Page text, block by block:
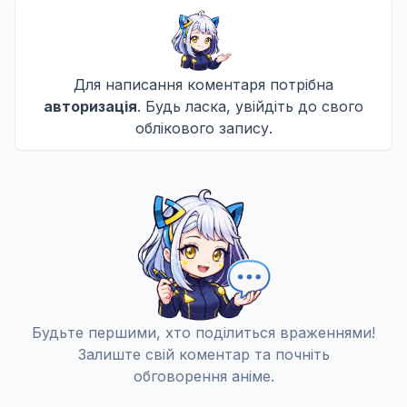
Запит на підтримку від повного серця
Кафе Усмішок і Райдужний Маг
Дата уточнюється
Я можу зробити цей крок уперед, бо ти дивишся
Дата уточнюється
Для написання коментаря потрібна
авторизація. Будь ласка, увійдіть до свого
облікового запису.
Будьте першими, хто поділиться враженнями!
Залиште свій коментар та почніть
обговорення аніме.